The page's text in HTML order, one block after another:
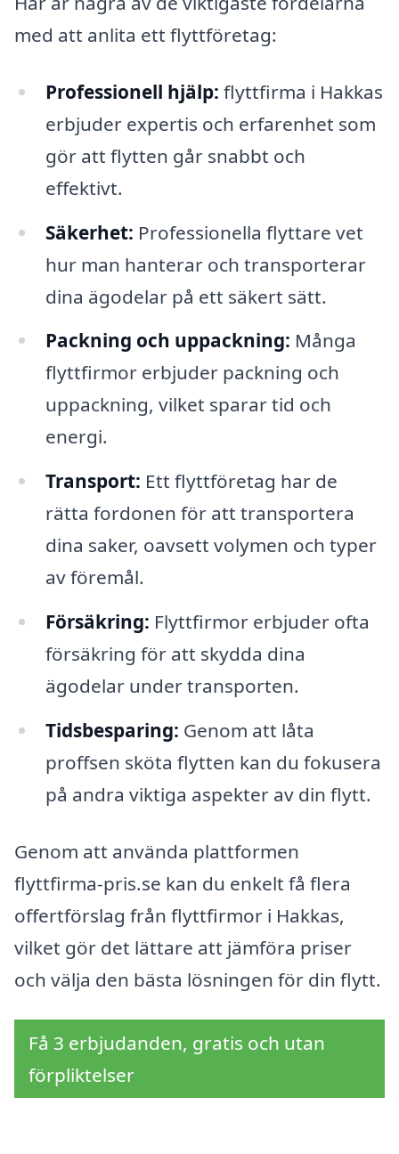
med att anlita ett flyttföretag:
Professionell hjälp: flyttfirma i Hakkas
erbjuder expertis och erfarenhet som
gör att flytten går snabbt och
effektivt.
Säkerhet: Professionella flyttare vet
hur man hanterar och transporterar
dina ägodelar på ett säkert sätt.
Packning och uppackning: Många
flyttfirmor erbjuder packning och
uppackning, vilket sparar tid och
energi.
Transport: Ett flyttföretag har de
rätta fordonen för att transportera
dina saker, oavsett volymen och typer
av föremål.
Försäkring: Flyttfirmor erbjuder ofta
försäkring för att skydda dina
ägodelar under transporten.
Tidsbesparing: Genom att låta
proffsen sköta flytten kan du fokusera
på andra viktiga aspekter av din flytt.
Genom att använda plattformen
flyttfirma-pris.se kan du enkelt få flera
offertförslag från flyttfirmor i Hakkas,
vilket gör det lättare att jämföra priser
och välja den bästa lösningen för din flytt.
Få 3 erbjudanden, gratis och utan
förpliktelser